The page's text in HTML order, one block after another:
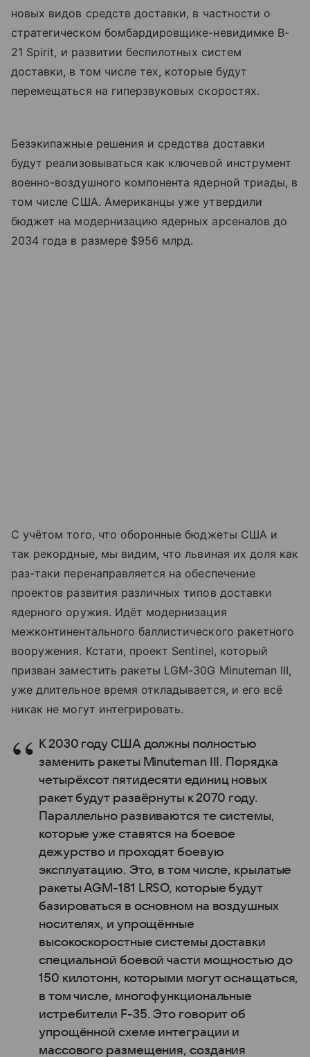
новых видов средств доставки, в частности о
стратегическом бомбардировщике-невидимке B-
21 Spirit, и развитии беспилотных систем
доставки, в том числе тех, которые будут
перемещаться на гиперзвуковых скоростях.
Безэкипажные решения и средства доставки
будут реализовываться как ключевой инструмент
военно-воздушного компонента ядерной триады, в
том числе США. Американцы уже утвердили
бюджет на модернизацию ядерных арсеналов до
2034 года в размере $956 млрд.
С учётом того, что оборонные бюджеты США и
так рекордные, мы видим, что львиная их доля как
раз-таки перенаправляется на обеспечение
проектов развития различных типов доставки
ядерного оружия. Идёт модернизация
межконтинентального баллистического ракетного
вооружения. Кстати, проект Sentinel, который
призван заместить ракеты LGM-30G Minuteman III,
уже длительное время откладывается, и его всё
никак не могут интегрировать.
К 2030 году США должны полностью
заменить ракеты Minuteman III. Порядка
четырёхсот пятидесяти единиц новых
ракет будут развёрнуты к 2070 году.
Параллельно развиваются те системы,
которые уже ставятся на боевое
дежурство и проходят боевую
эксплуатацию. Это, в том числе, крылатые
ракеты AGM-181 LRSO, которые будут
базироваться в основном на воздушных
носителях, и упрощённые
высокоскоростные системы доставки
специальной боевой части мощностью до
150 килотонн, которыми могут оснащаться,
в том числе, многофункциональные
истребители F-35. Это говорит об
упрощённой схеме интеграции и
массового размещения, создания